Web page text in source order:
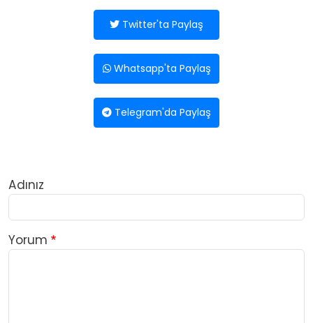
Twitter'ta Paylaş
Whatsapp'ta Paylaş
Telegram'da Paylaş
Adınız
Yorum